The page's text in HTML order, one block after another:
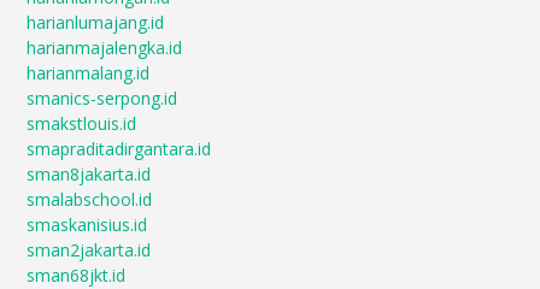
harianlumajang.id
harianmajalengka.id
harianmalang.id
smanics-serpong.id
smakstlouis.id
smapraditadirgantara.id
sman8jakarta.id
smalabschool.id
smaskanisius.id
sman2jakarta.id
sman68jkt.id